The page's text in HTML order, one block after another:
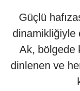
Güçlü
dinamikliğiyle
Ak, bölgede
dinlenen ve